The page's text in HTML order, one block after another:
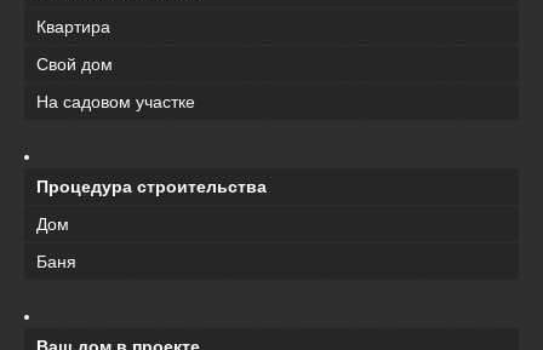
Квартира
Свой дом
На садовом участке
Процедура строительства
Дом
Баня
Ваш дом в проекте